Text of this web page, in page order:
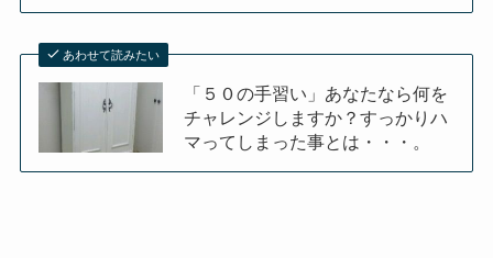
あわせて読みたい
「５０の手習い」あなたなら何を
チャレンジしますか？すっかりハ
マってしまった事とは・・・。